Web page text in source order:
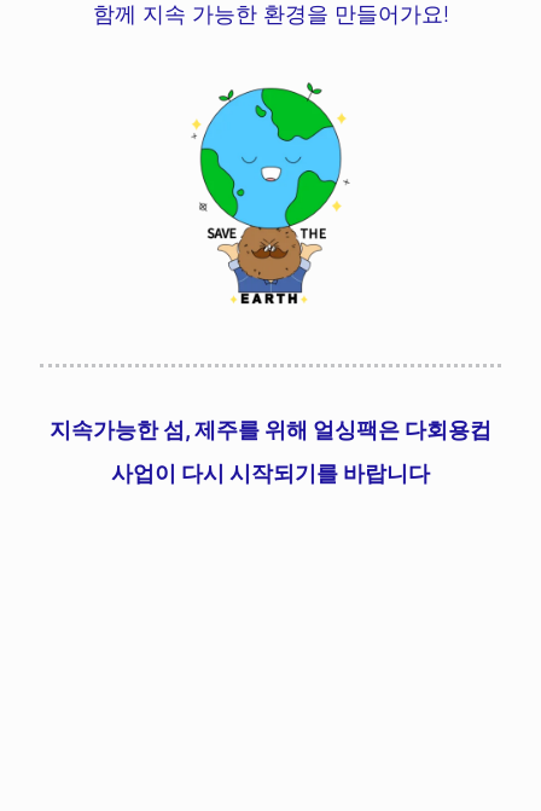
함께 지속 가능한 환경을 만들어가요!
지속가능한 섬, 제주를 위해 얼싱팩은 다회용컵
사업이 다시 시작되기를 바랍니다